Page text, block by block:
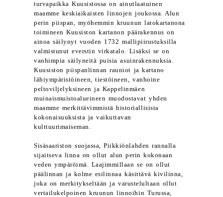
turvapaikka Kuusistossa on ainutlaatuinen
maamme keskiaikaisten linnojen joukossa. Alun
perin piispan, myöhemmin kruunun latokartanona
toimineen Kuusiston kartanon päärakennus on
ainoa säilynyt vuoden 1732 mallipiirustuksilla
valmistunut everstin virkatalo. Lisäksi se on
vanhimpia säilyneitä puisia asuinrakennuksia.
Kuusiston piispanlinnan rauniot ja kartano
lähiympäristöineen, tiestöineen, vanhoine
peltoviljelyksineen ja Kappelinmäen
muinaismuistoalueineen muodostavat yhden
maamme merkittävimmistä historiallisista
kokonaisuuksista ja vaikuttavan
kulttuurimaiseman.
Sisäsaariston suojassa, Piikkiönlahden rannalla
sijaitseva linna on ollut alun perin kokonaan
veden ympäröimä. Laajimmillaan se on ollut
päälinnan ja kolme esilinnaa käsittävä kivilinna,
joka on merkitykseltään ja varustelultaan ollut
vertailukelpoinen kruunun linnoihin Turussa,